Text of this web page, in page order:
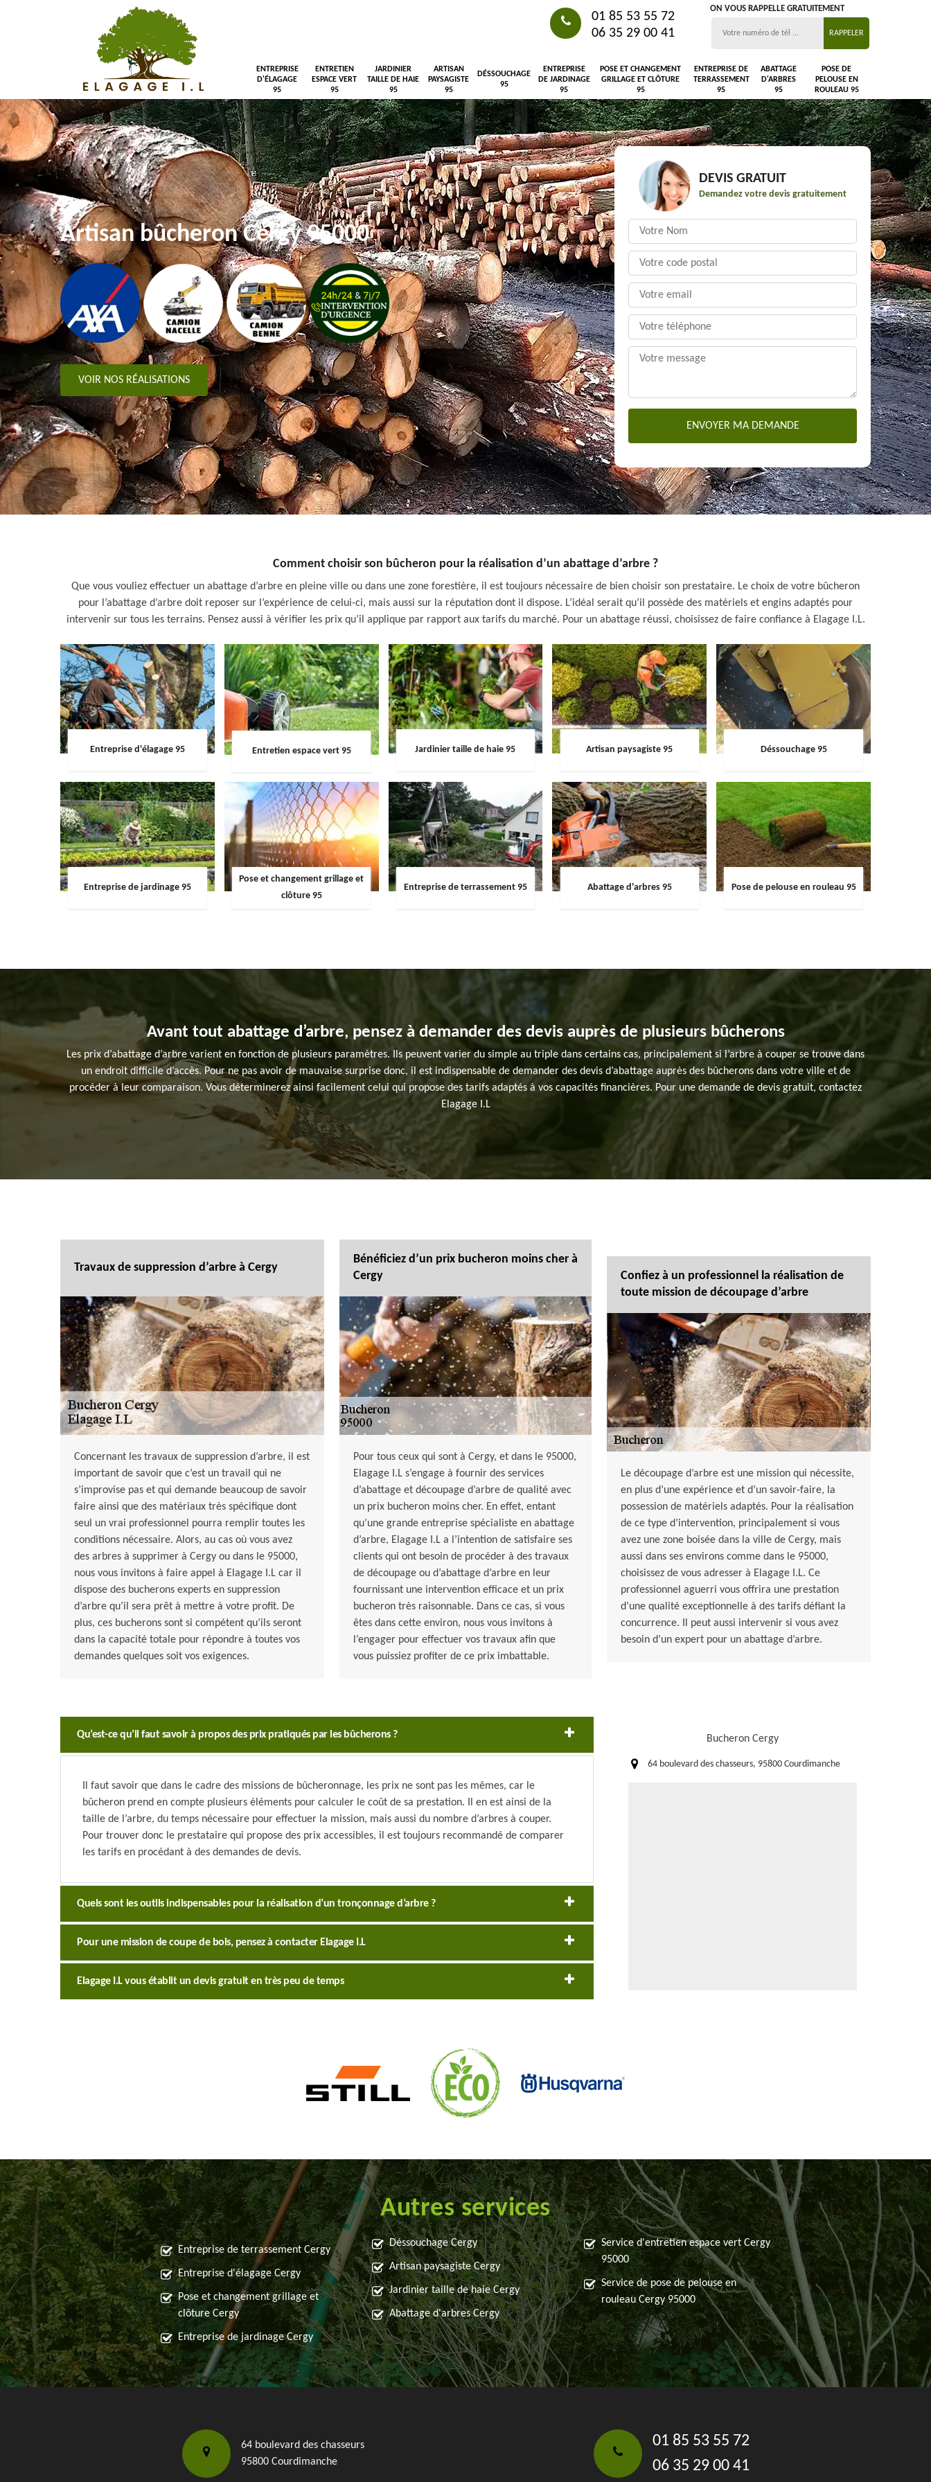
01 85 53 55 72
06 35 29 00 41
ON VOUS RAPPELLE GRATUITEMENT
ENTREPRISE
D'ÉLAGAGE
95
ENTRETIEN
ESPACE VERT
95
JARDINIER
TAILLE DE HAIE
95
ARTISAN
PAYSAGISTE
95
DÉSSOUCHAGE
95
ENTREPRISE
DE JARDINAGE
95
POSE ET CHANGEMENT
GRILLAGE ET CLÔTURE
95
ENTREPRISE DE
TERRASSEMENT
95
ABATTAGE
D'ARBRES
95
POSE DE
PELOUSE EN
ROULEAU 95
Artisan bûcheron Cergy 95000
VOIR NOS RÉALISATIONS
DEVIS GRATUIT
Demandez votre devis gratuitement
Comment choisir son bûcheron pour la réalisation d’un abattage d’arbre ?
Que vous vouliez effectuer un abattage d’arbre en pleine ville ou dans une zone forestière, il est toujours nécessaire de bien choisir son prestataire. Le choix de votre bûcheron
pour l’abattage d’arbre doit reposer sur l’expérience de celui-ci, mais aussi sur la réputation dont il dispose. L’idéal serait qu’il possède des matériels et engins adaptés pour
intervenir sur tous les terrains. Pensez aussi à vérifier les prix qu’il applique par rapport aux tarifs du marché. Pour un abattage réussi, choisissez de faire confiance à Elagage I.L.
Entreprise d'élagage 95 Entretien espace vert 95 Jardinier taille de haie 95 Artisan paysagiste 95 Déssouchage 95
Entreprise de jardinage 95
Pose et changement grillage et
clôture 95
Entreprise de terrassement 95 Abattage d'arbres 95 Pose de pelouse en rouleau 95
Avant tout abattage d’arbre, pensez à demander des devis auprès de plusieurs bûcherons
Les prix d’abattage d’arbre varient en fonction de plusieurs paramètres. Ils peuvent varier du simple au triple dans certains cas, principalement si l’arbre à couper se trouve dans
un endroit difficile d’accès. Pour ne pas avoir de mauvaise surprise donc, il est indispensable de demander des devis d’abattage auprès des bûcherons dans votre ville et de
procéder à leur comparaison. Vous déterminerez ainsi facilement celui qui propose des tarifs adaptés à vos capacités financières. Pour une demande de devis gratuit, contactez
Elagage I.L
Travaux de suppression d’arbre à Cergy
Concernant les travaux de suppression d’arbre, il est
important de savoir que c’est un travail qui ne
s’improvise pas et qui demande beaucoup de savoir
faire ainsi que des matériaux très spécifique dont
seul un vrai professionnel pourra remplir toutes les
conditions nécessaire. Alors, au cas où vous avez
des arbres à supprimer à Cergy ou dans le 95000,
nous vous invitons à faire appel à Elagage I.L car il
dispose des bucherons experts en suppression
d’arbre qu’il sera prêt à mettre à votre profit. De
plus, ces bucherons sont si compétent qu’ils seront
dans la capacité totale pour répondre à toutes vos
demandes quelques soit vos exigences.
Bénéficiez d’un prix bucheron moins cher à
Cergy
Pour tous ceux qui sont à Cergy, et dans le 95000,
Elagage I.L s’engage à fournir des services
d’abattage et découpage d’arbre de qualité avec
un prix bucheron moins cher. En effet, entant
qu’une grande entreprise spécialiste en abattage
d’arbre, Elagage I.L a l’intention de satisfaire ses
clients qui ont besoin de procéder à des travaux
de découpage ou d’abattage d’arbre en leur
fournissant une intervention efficace et un prix
bucheron très raisonnable. Dans ce cas, si vous
êtes dans cette environ, nous vous invitons à
l’engager pour effectuer vos travaux afin que
vous puissiez profiter de ce prix imbattable.
Confiez à un professionnel la réalisation de
toute mission de découpage d’arbre
Le découpage d’arbre est une mission qui nécessite,
en plus d’une expérience et d’un savoir-faire, la
possession de matériels adaptés. Pour la réalisation
de ce type d’intervention, principalement si vous
avez une zone boisée dans la ville de Cergy, mais
aussi dans ses environs comme dans le 95000,
choisissez de vous adresser à Elagage I.L. Ce
professionnel aguerri vous offrira une prestation
d’une qualité exceptionnelle à des tarifs défiant la
concurrence. Il peut aussi intervenir si vous avez
besoin d’un expert pour un abattage d’arbre.
Qu’est-ce qu’il faut savoir à propos des prix pratiqués par les bûcherons ?
Il faut savoir que dans le cadre des missions de bûcheronnage, les prix ne sont pas les mêmes, car le
bûcheron prend en compte plusieurs éléments pour calculer le coût de sa prestation. Il en est ainsi de la
taille de l’arbre, du temps nécessaire pour effectuer la mission, mais aussi du nombre d’arbres à couper.
Pour trouver donc le prestataire qui propose des prix accessibles, il est toujours recommandé de comparer
les tarifs en procédant à des demandes de devis.
Quels sont les outils indispensables pour la réalisation d’un tronçonnage d’arbre ?
Pour une mission de coupe de bois, pensez à contacter Elagage I.L
Elagage I.L vous établit un devis gratuit en très peu de temps
Bucheron Cergy
64 boulevard des chasseurs, 95800 Courdimanche
Autres services
Entreprise de terrassement Cergy
Entreprise d'élagage Cergy
Pose et changement grillage et
clôture Cergy
Entreprise de jardinage Cergy
Déssouchage Cergy
Artisan paysagiste Cergy
Jardinier taille de haie Cergy
Abattage d'arbres Cergy
Service d'entretien espace vert Cergy
95000
Service de pose de pelouse en
rouleau Cergy 95000
64 boulevard des chasseurs
95800 Courdimanche
01 85 53 55 72
06 35 29 00 41